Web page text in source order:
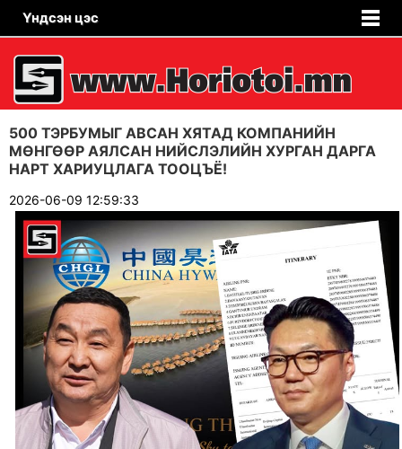
Үндсэн цэс
500 ТЭРБУМЫГ АВСАН ХЯТАД КОМПАНИЙН
МӨНГӨӨР АЯЛСАН НИЙСЛЭЛИЙН ХУРГАН ДАРГА
НАРТ ХАРИУЦЛАГА ТООЦЪЁ!
2026-06-09 12:59:33